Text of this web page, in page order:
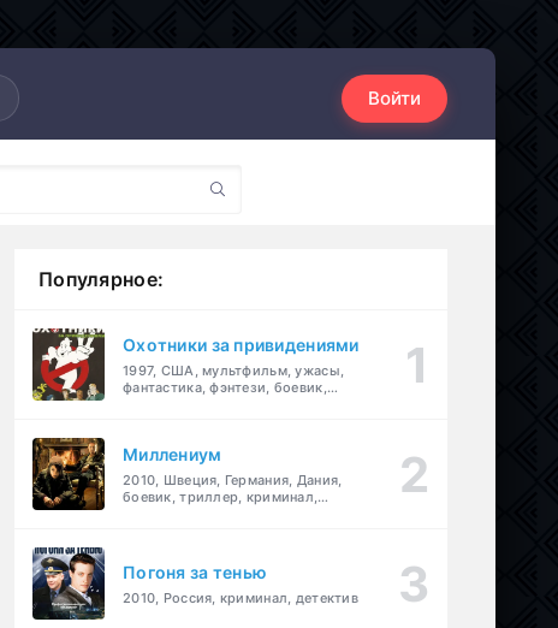
Войти
Популярное:
Охотники за привидениями
1997, США, мультфильм, ужасы,
фантастика, фэнтези, боевик,
Миллениум
2010, Швеция, Германия, Дания,
боевик, триллер, криминал,
Погоня за тенью
2010, Россия, криминал, детектив